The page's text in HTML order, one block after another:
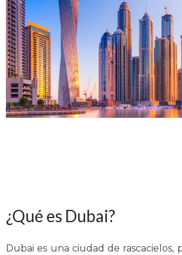
¿Qué es Dubai?
Dubai es una ciudad de rascacielos,